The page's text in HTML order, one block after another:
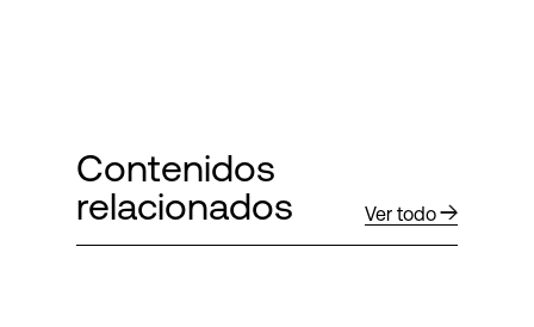
Contenidos
relacionados
Ver todo